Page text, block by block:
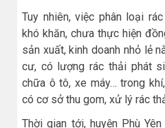
Tuy nhiên, việc phân loại
khó khăn, chưa thực hiện
sản xuất, kinh doanh nhỏ lẻ
cư, có lượng rác thải phát
chữa ô tô, xe máy… trong
có cơ sở thu gom, xử lý rác
Thời gian tới, huyện Phù